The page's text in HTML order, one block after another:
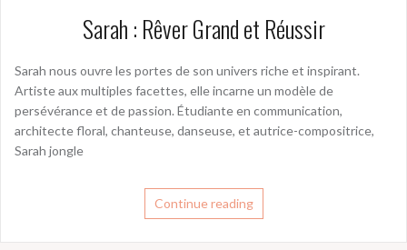
Sarah : Rêver Grand et Réussir
Sarah nous ouvre les portes de son univers riche et inspirant.
Artiste aux multiples facettes, elle incarne un modèle de
persévérance et de passion. Étudiante en communication,
architecte floral, chanteuse, danseuse, et autrice-compositrice,
Sarah jongle
Continue reading